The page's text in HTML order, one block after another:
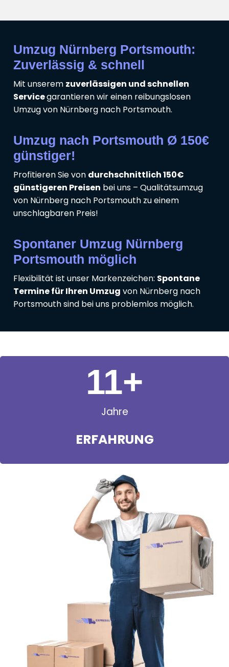
Umzug Nürnberg Portsmouth:
Zuverlässig & schnell
Mit unserem zuverlässigen und schnellen
Servicegarantieren wir einen reibungslosen
Umzug von Nürnberg nach Portsmouth.
Umzug nach Portsmouth Ø 150€
günstiger!
Profitieren Sie von durchschnittlich 150€
günstigeren Preisen bei uns – Qualitätsumzug
von Nürnberg nach Portsmouth zu einem
unschlagbaren Preis!
Spontaner Umzug Nürnberg
Portsmouth möglich
Flexibilität ist unser Markenzeichen: Spontane
Termine für Ihren Umzug von Nürnberg nach
Portsmouth sind bei uns problemlos möglich.
Jahre
ERFAHRUNG
11+